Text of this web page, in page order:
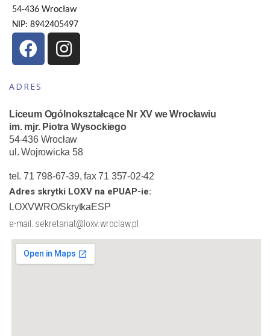
54-436 Wrocław
NIP: 8942405497
ADRES
Liceum Ogólnokształcące Nr XV we Wrocławiu
im. mjr. Piotra Wysockiego
54-436 Wrocław
ul. Wojrowicka 58
tel. 71 798-67-39, fax 71 357-02-42
Adres skrytki LOXV na ePUAP-ie:
LOXVWRO/SkrytkaESP
e-mail: sekretariat@loxv.wroclaw.pl